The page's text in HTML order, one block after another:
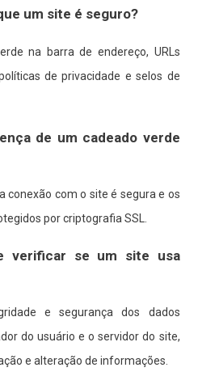
um site é seguro?
na barra de endereço, URLs
de privacidade e selos de
de um cadeado verde
conexão com o site é segura e os
por criptografia SSL.
verificar se um site usa
e segurança dos dados
do usuário e o servidor do site,
e alteração de informações.